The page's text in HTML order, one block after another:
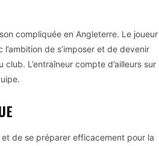
compliquée en Angleterre. Le joueur
de s’imposer et de devenir
L’entraîneur compte d’ailleurs sur
et de se préparer efficacement pour la